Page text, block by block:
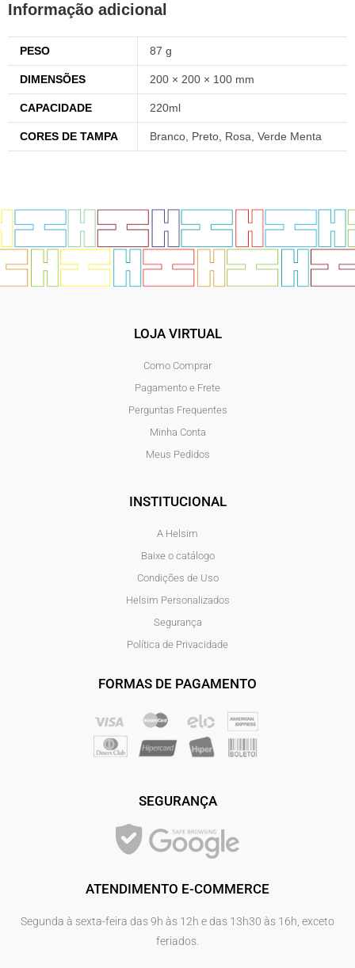
Informação adicional
PESO 87 g
DIMENSÕES 200 × 200 × 100 mm
CAPACIDADE 220ml
CORES DE TAMPA Branco, Preto, Rosa, Verde Menta
LOJA VIRTUAL
Como Comprar
Pagamento e Frete
Perguntas Frequentes
Minha Conta
Meus Pedidos
INSTITUCIONAL
A Helsim
Baixe o catálogo
Condições de Uso
Helsim Personalizados
Segurança
Política de Privacidade
FORMAS DE PAGAMENTO
SEGURANÇA
ATENDIMENTO E-COMMERCE
Segunda à sexta-feira das 9h às 12h e das 13h30 às 16h, exceto
feriados.